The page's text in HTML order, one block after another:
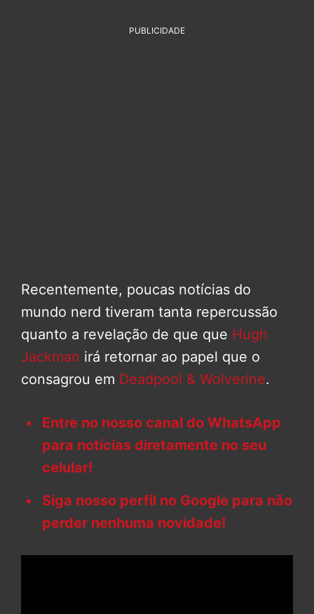
PUBLICIDADE
Recentemente, poucas notícias do
mundo nerd tiveram tanta repercussão
quanto a revelação de que que Hugh
Jackman irá retornar ao papel que o
consagrou em Deadpool & Wolverine.
Entre no nosso canal do WhatsApp
para notícias diretamente no seu
celular!
Siga nosso perfil no Google para não
perder nenhuma novidade!